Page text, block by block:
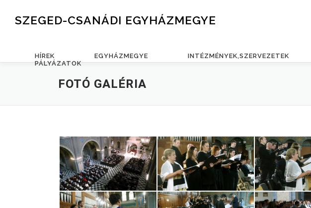
SZEGED-CSANÁDI EGYHÁZMEGYE
HÍREK EGYHÁZMEGYE INTÉZMÉNYEK,SZERVEZETEK
PÁLYÁZATOK
FOTÓ GALÉRIA